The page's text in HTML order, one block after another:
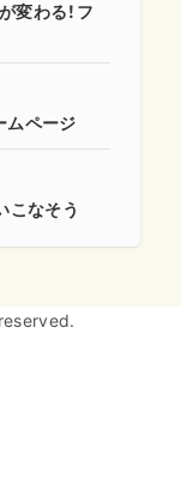
変わる！フ
ムページ
こなそう